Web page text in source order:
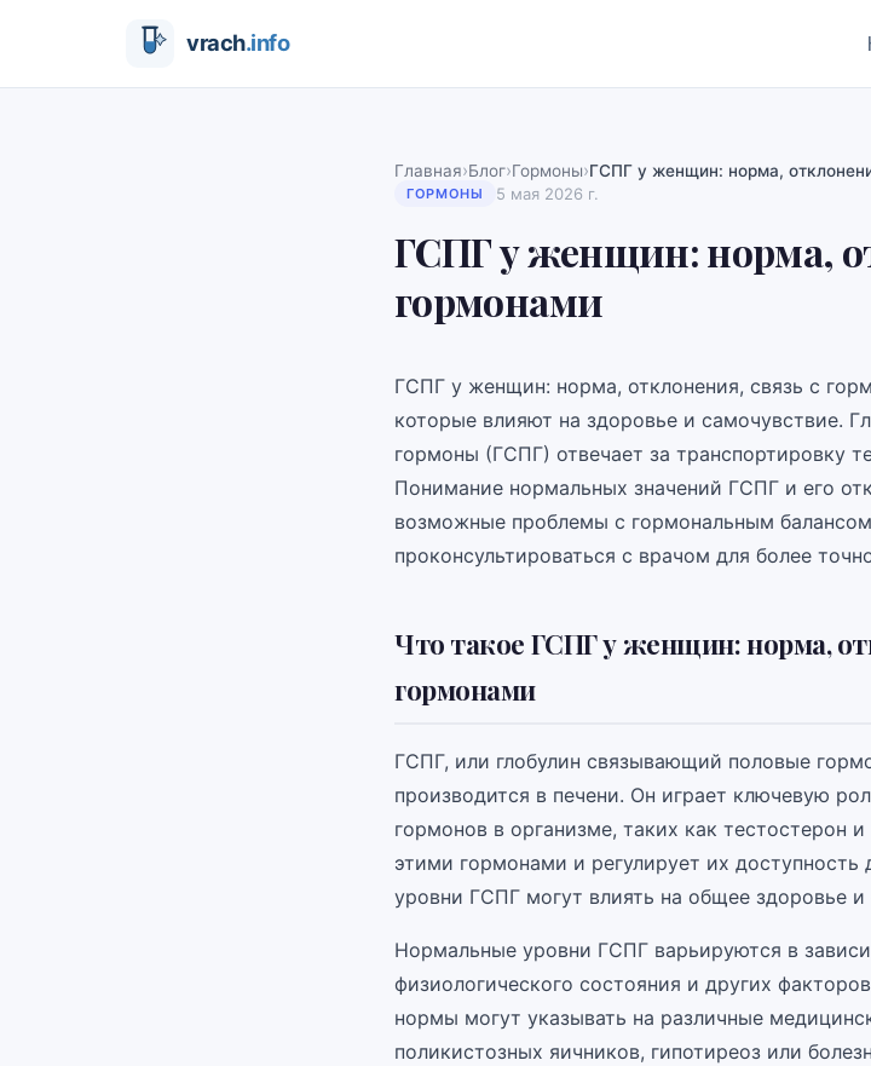
Главная›Блог›Гормоны›ГСПГ у женщин: норма,
ГОРМОНЫ 5 мая 2026 г.
ГСПГ у женщин: норма,
гормонами
ГСПГ у женщин: норма, отклонения, связь с
которые влияют на здоровье и самочувствие.
гормоны (ГСПГ) отвечает за транспортировку
Понимание нормальных значений ГСПГ и его
возможные проблемы с гормональным
проконсультироваться с врачом для более
Что такое ГСПГ у женщин: норма,
гормонами
ГСПГ, или глобулин связывающий половые
производится в печени. Он играет ключевую
гормонов в организме, таких как тестостерон
этими гормонами и регулирует их доступность
уровни ГСПГ могут влиять на общее здоровье
Нормальные уровни ГСПГ варьируются в
физиологического состояния и других
нормы могут указывать на различные
поликистозных яичников, гипотиреоз или